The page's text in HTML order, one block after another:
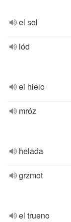
el sol
lód
el hielo
mróz
helada
grzmot
el trueno